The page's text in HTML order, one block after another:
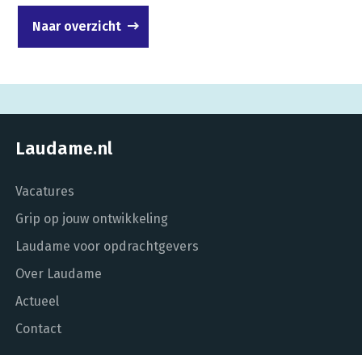
Naar overzicht
Laudame.nl
Vacatures
Grip op jouw ontwikkeling
Laudame voor opdrachtgevers
Over Laudame
Actueel
Contact